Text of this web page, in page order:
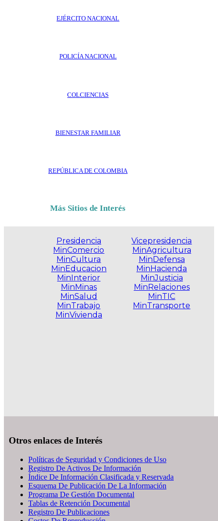
EJÉRCITO NACIONAL
POLICÍA NACIONAL
COLCIENCIAS
BIENESTAR FAMILIAR
REPÚBLICA DE COLOMBIA
Más Sitios de Interés
Presidencia
MinComercio
MinCultura
MinEducacion
MinInterior
MinMinas
MinSalud
MinTrabajo
MinVivienda
Vicepresidencia
MinAgricultura
MinDefensa
MinHacienda
MinJusticia
MinRelaciones
MinTIC
MinTransporte
Otros enlaces de Interés
Políticas de Seguridad y Condiciones de Uso
Registro De Activos De Información
Índice De Información Clasificada y Reservada
Esquema De Publicación De La Información
Programa De Gestión Documental
Tablas de Retención Documental
Registro De Publicaciones